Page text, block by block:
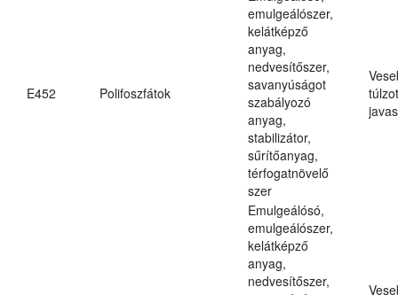
E452 Polifoszfátok
emulgeálószer,
kelátképző
anyag,
nedvesítőszer,
savanyúságot
szabályozó
anyag,
stabilizátor,
sűrítőanyag,
térfogatnövelő
szer
Emulgeálósó,
emulgeálószer,
kelátképző
anyag,
nedvesítőszer,